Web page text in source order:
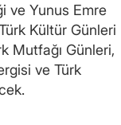
ve Yunus Emre
Kültür Günleri
Mutfağı Günleri,
ve Türk